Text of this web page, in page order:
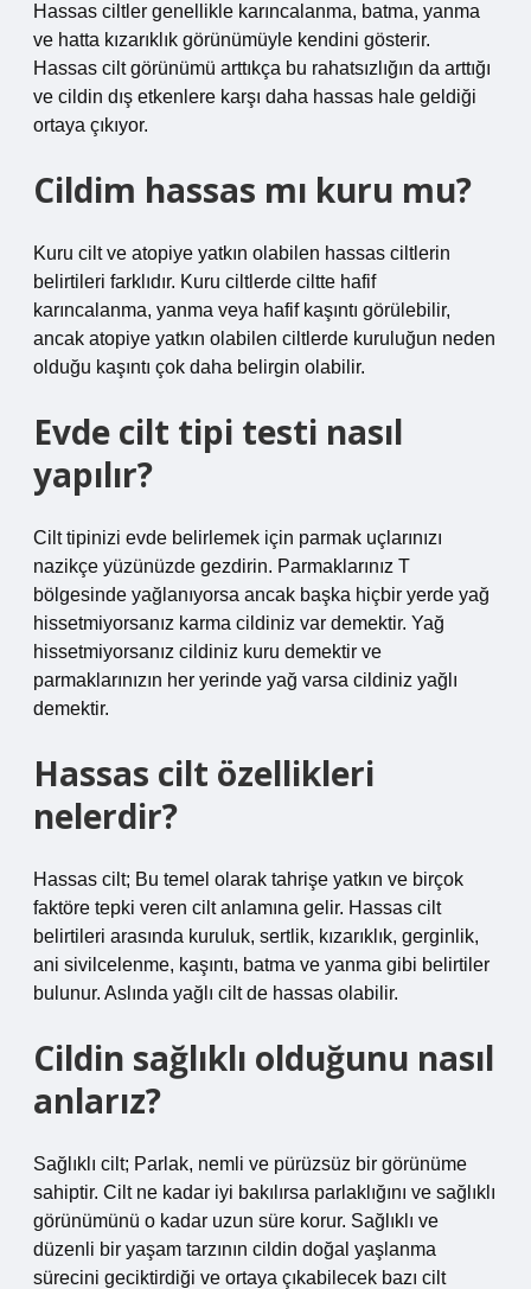
Hassas ciltler genellikle karıncalanma, batma, yanma
ve hatta kızarıklık görünümüyle kendini gösterir.
Hassas cilt görünümü arttıkça bu rahatsızlığın da arttığı
ve cildin dış etkenlere karşı daha hassas hale geldiği
ortaya çıkıyor.
Cildim hassas mı kuru mu?
Kuru cilt ve atopiye yatkın olabilen hassas ciltlerin
belirtileri farklıdır. Kuru ciltlerde ciltte hafif
karıncalanma, yanma veya hafif kaşıntı görülebilir,
ancak atopiye yatkın olabilen ciltlerde kuruluğun neden
olduğu kaşıntı çok daha belirgin olabilir.
Evde cilt tipi testi nasıl
yapılır?
Cilt tipinizi evde belirlemek için parmak uçlarınızı
nazikçe yüzünüzde gezdirin. Parmaklarınız T
bölgesinde yağlanıyorsa ancak başka hiçbir yerde yağ
hissetmiyorsanız karma cildiniz var demektir. Yağ
hissetmiyorsanız cildiniz kuru demektir ve
parmaklarınızın her yerinde yağ varsa cildiniz yağlı
demektir.
Hassas cilt özellikleri
nelerdir?
Hassas cilt; Bu temel olarak tahrişe yatkın ve birçok
faktöre tepki veren cilt anlamına gelir. Hassas cilt
belirtileri arasında kuruluk, sertlik, kızarıklık, gerginlik,
ani sivilcelenme, kaşıntı, batma ve yanma gibi belirtiler
bulunur. Aslında yağlı cilt de hassas olabilir.
Cildin sağlıklı olduğunu nasıl
anlarız?
Sağlıklı cilt; Parlak, nemli ve pürüzsüz bir görünüme
sahiptir. Cilt ne kadar iyi bakılırsa parlaklığını ve sağlıklı
görünümünü o kadar uzun süre korur. Sağlıklı ve
düzenli bir yaşam tarzının cildin doğal yaşlanma
sürecini geciktirdiği ve ortaya çıkabilecek bazı cilt